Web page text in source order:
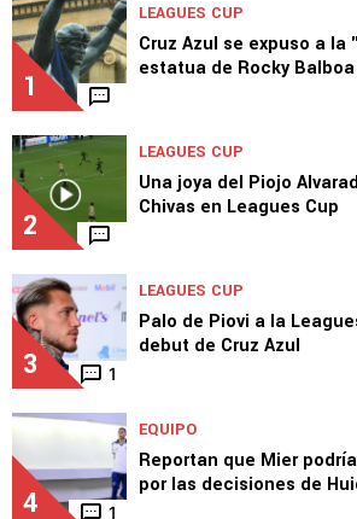
1
LEAGUES CUP
Cruz Azul se expuso a
estatua de Rocky Balboa
2
LEAGUES CUP
Una joya del Piojo
Chivas en Leagues Cup
3 1
LEAGUES CUP
Palo de Piovi a la
debut de Cruz Azul
4 1
EQUIPO
Reportan que Mier
por las decisiones de